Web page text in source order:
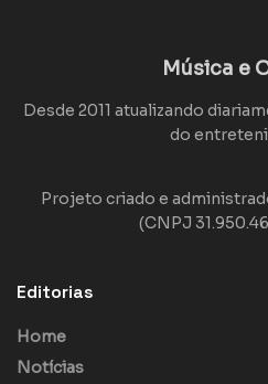
Música e
Desde 2011 atualizando
do
Projeto criado e
(CNPJ
Editorias
Home
Notícias